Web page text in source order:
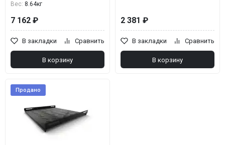
Вес: 8.64кг
7 162 ₽
В закладки Сравнить
В корзину
2 381 ₽
В закладки Сравнить
В корзину
Продано